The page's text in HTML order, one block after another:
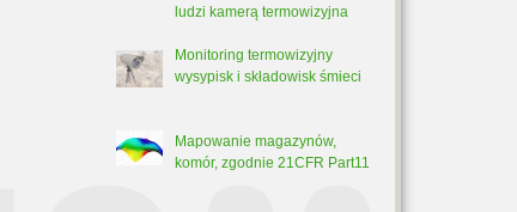
ludzi kamerą termowizyjna
Monitoring termowizyjny
wysypisk i składowisk śmieci
Mapowanie magazynów,
komór, zgodnie 21CFR Part11